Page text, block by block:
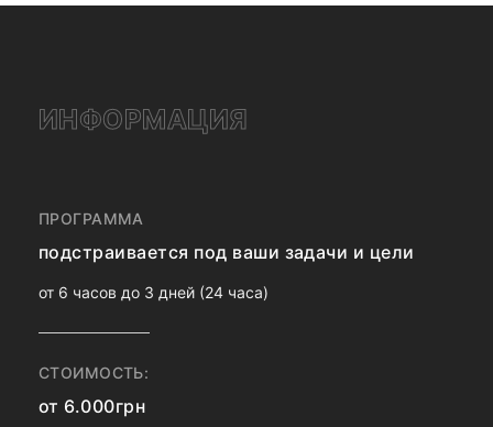
ИНФОРМАЦИЯ
ПРОГРАММА
подстраивается под ваши задачи и цели
от 6 часов до 3 дней (24 часа)
СТОИМОСТЬ:
от 6.000грн